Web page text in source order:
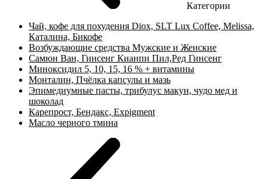
Категории
Чай, кофе для похудения Diox, SLT Lux Coffee, Melissa,
Каталина, Бикофе
Возбуждающие средства Мужские и Женские
Самюн Ван, Гинсенг Кианпи Пил,Ред Гинсенг
Миноксидил 5, 10, 15, 16 % + витамины
Монталин, Пчёлка капсулы и мазь
Эпимедиумные пасты, трибулус макун, чудо мед и
шоколад
Карепрост, Бендакс, Expigment
Масло черного тмина